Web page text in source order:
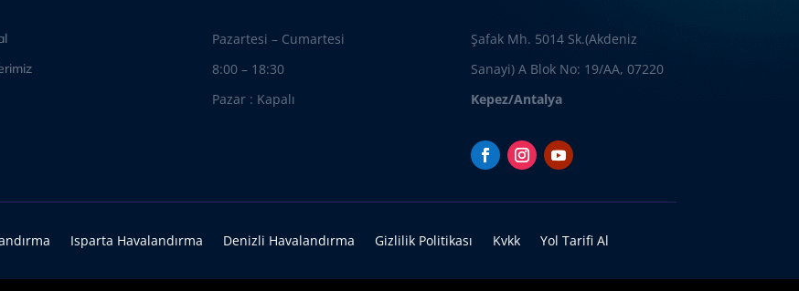
Pazartesi – Cumartesi
8:00 – 18:30
Pazar : Kapalı
Şafak Mh. 5014 Sk.(Akdeniz
Sanayi) A Blok No: 19/AA, 07220
Kepez/Antalya
Isparta Havalandırma Denizli Havalandırma Gizlilik Politikası Kvkk Yol Tarifi Al